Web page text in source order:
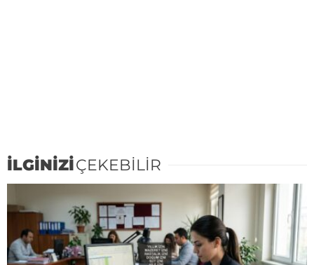
İLGİNİZİÇEKEBİLİR